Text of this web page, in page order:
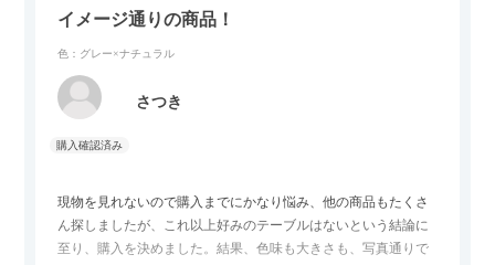
イメージ通りの商品！
色：グレー×ナチュラル
さつき
現物を見れないので購入までにかなり悩み、他の商品もたくさ
ん探しましたが、これ以上好みのテーブルはないという結論に
至り、購入を決めました。結果、色味も大きさも、写真通りで